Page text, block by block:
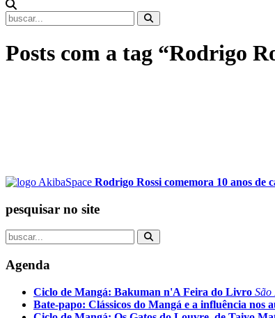
Posts com a tag “Rodrigo
Rodrigo Rossi comemora 10 anos de
pesquisar no site
Agenda
Ciclo de Mangá: Bakuman n'A Feira do Livro São
Bate-papo: Clássicos do Mangá e a influência nos